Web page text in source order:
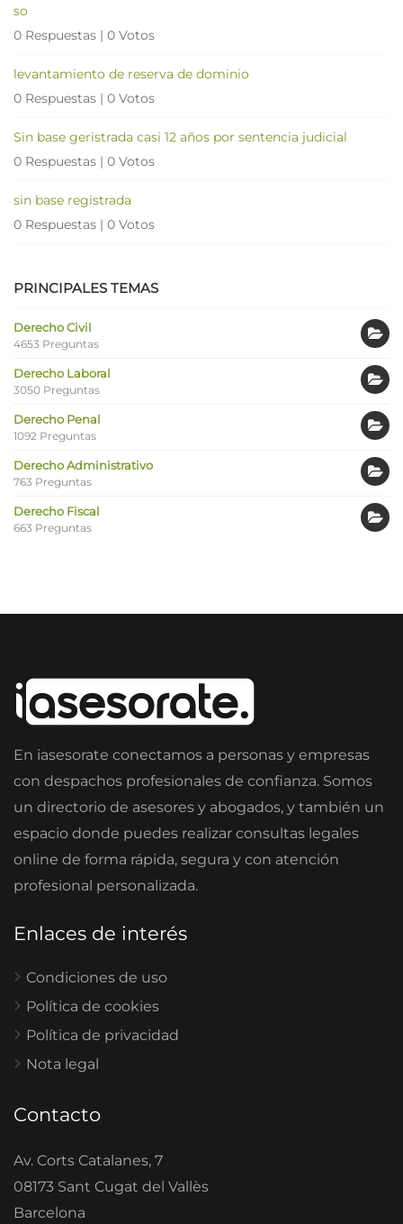
so
0 Respuestas | 0 Votos
levantamiento de reserva de dominio
0 Respuestas | 0 Votos
Sin base geristrada casi 12 años por sentencia judicial
0 Respuestas | 0 Votos
sin base registrada
0 Respuestas | 0 Votos
PRINCIPALES TEMAS
Derecho Civil
4653 Preguntas
Derecho Laboral
3050 Preguntas
Derecho Penal
1092 Preguntas
Derecho Administrativo
763 Preguntas
Derecho Fiscal
663 Preguntas
En iasesorate conectamos a personas y empresas
con despachos profesionales de confianza. Somos
un directorio de asesores y abogados, y también un
espacio donde puedes realizar consultas legales
online de forma rápida, segura y con atención
profesional personalizada.
Enlaces de interés
Condiciones de uso
Política de cookies
Política de privacidad
Nota legal
Contacto
Av. Corts Catalanes, 7
08173 Sant Cugat del Vallès
Barcelona